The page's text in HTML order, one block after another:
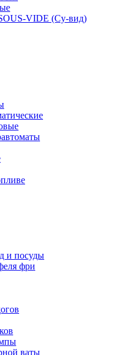
VIDE (Су-вид)
и посуды
фри
ваты